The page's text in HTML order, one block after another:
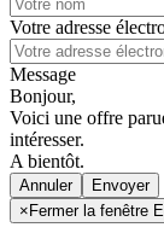
Votre adresse
Message
Bonjour,
Voici une offre
intéresser.
A bientôt.
Annuler
× Fermer la fenêtre